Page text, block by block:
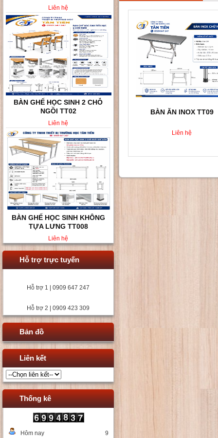
Liên hệ
BÀN GHẾ HỌC SINH KHÔNG
TỰA LƯNG TT008
Liên hệ
BÀN GHẾ HỌC SINH VÀ SINH
VIÊN TT010
Liên hệ
Hỗ trợ trực tuyến
Hỗ trợ 1 | 0909 647 247
Hỗ trợ 2 | 0909 423 309
Bản đồ
Liên kết
Thống kê
Hôm nay
9
BÀN ĂN INOX TT09
Liên hệ